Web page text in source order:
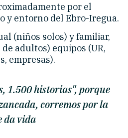
por el
y entorno del Ebro-Iregua.
(niños solos) y familiar,
adultos) equipos (UR,
empresas).
1.500 historias", porque
corremos por la
da vida